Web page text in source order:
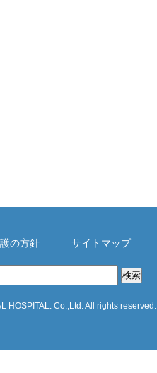
の方針 サイトマップ
HOSPITAL. Co.,Ltd. All rights reserved.